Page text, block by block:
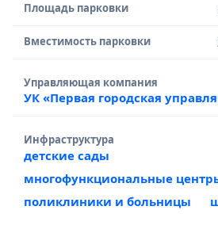
Площадь парковки
Вместимость парковки
Управляющая компания
УК «Первая городская
Инфраструктура
детские сады
многофункциональные
поликлиники и больницы